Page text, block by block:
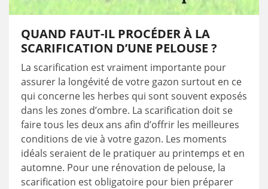
QUAND FAUT-IL PROCÉDER À LA
SCARIFICATION D’UNE PELOUSE ?
La scarification est vraiment importante pour
assurer la longévité de votre gazon surtout en ce
qui concerne les herbes qui sont souvent exposés
dans les zones d’ombre. La scarification doit se
faire tous les deux ans afin d’offrir les meilleures
conditions de vie à votre gazon. Les moments
idéals seraient de le pratiquer au printemps et en
automne. Pour une rénovation de pelouse, la
scarification est obligatoire pour bien préparer